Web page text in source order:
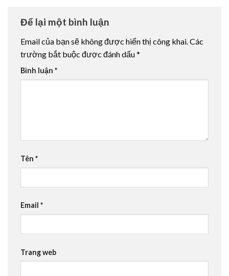
Để lại một bình luận
Email của bạn sẽ không được hiển thị công khai.Các
trường bắt buộc được đánh dấu*
Bình luận *
Tên *
Email *
Trang web